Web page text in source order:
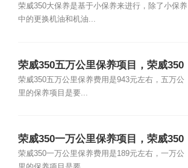
保养多少钱
荣威350大保养是基于小保养来进行，除了小保养
中的更换机油和机油...
荣威350五万公里保养项目，荣威350
五万公里保养费用
荣威350五万公里保养费用是943元左右，五万公
里的保养项目是要...
荣威350一万公里保养项目，荣威350
一万公里保养费用
荣威350一万公里保养费用是189元左右，一万公